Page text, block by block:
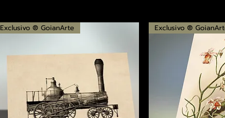
Exclusivo ® GoianArte Exclusivo ®